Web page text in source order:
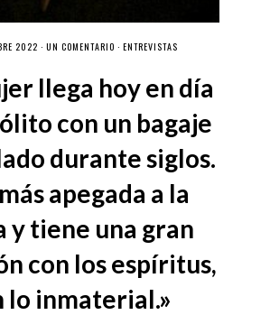
2022 ·UN COMENTARIO ·ENTREVISTAS
llega hoy en día
con un bagaje
durante siglos.
apegada a la
y tiene una gran
con los espíritus,
lo inmaterial.»